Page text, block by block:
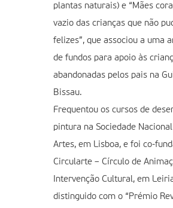
plantas naturais) e “Mães
vazio das crianças que não
felizes”, que associou a uma
de fundos para apoio às
abandonadas pelos pais na
Bissau.
Frequentou os cursos de
pintura na Sociedade
Artes, em Lisboa, e foi co-
Circularte – Círculo de
Intervenção Cultural, em
distinguido com o “Prémio